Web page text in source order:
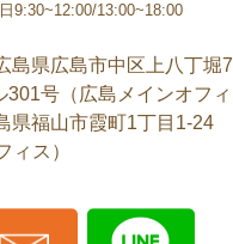
9:30~12:00/13:00~18:00
島県広島市中区上八丁堀
号（広島メインオフィ
県福山市霞町1丁目1-24
ィス）